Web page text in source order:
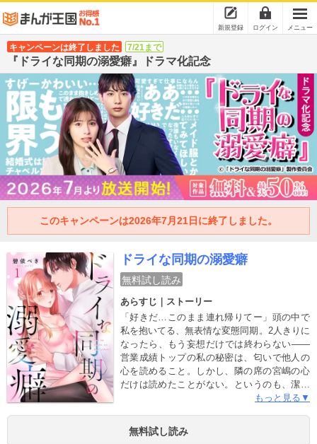
新規登録 ログイン メニュー
キャンペーンは終了しました 7/21まで
『ドライな同期の溺愛癖』ドラマ化記念
このキャンペーンは2026年7月21日に終了しました。
ドライな同期の溺愛癖
無料試し読み
あらすじ｜ストーリー
「好きだ…このまま連れ帰りてー」頭の中で
私を抱いてる、無表情な変態同期。2人きりに
なったら、もう妄想だけでは終わらない――
営業成績トップの私の秘密は、匂いで他人の
心を読めること。しかし、隣の席の宮嶋の心
だけは読めたことがない。というのも、潔癖
すぎて無臭のドライ男だから。こんな潔癖じ
たのに、出張中に汗だくになった隙に匂いを
かぐと、実は宮嶋はずっと妄想で私を愛でて
もっと見る▼
無料試し読み